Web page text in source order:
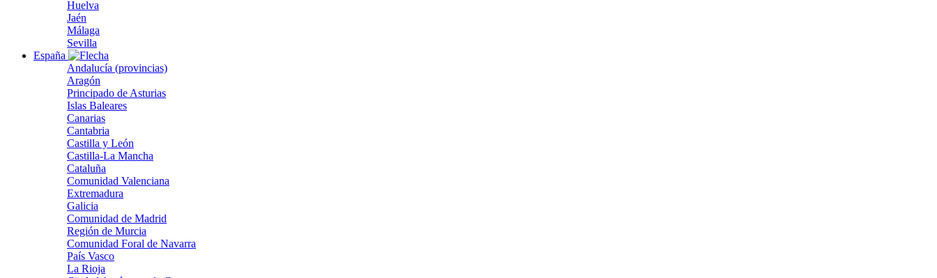
Huelva
Jaén
Málaga
Sevilla
España
Andalucía (provincias)
Aragón
Principado de Asturias
Islas Baleares
Canarias
Cantabria
Castilla y León
Castilla-La Mancha
Cataluña
Comunidad Valenciana
Extremadura
Galicia
Comunidad de Madrid
Región de Murcia
Comunidad Foral de Navarra
País Vasco
La Rioja